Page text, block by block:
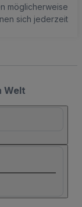
möglicherweise
sich jederzeit
Welt